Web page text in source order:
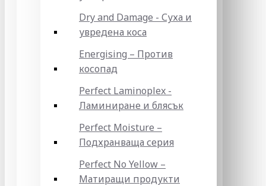
Dry and Damage - Суха и
увредена коса
Energising – Против
косопад
Perfect Laminoplex -
Ламиниране и блясък
Perfect Moisture –
Подхранваща серия
Perfect No Yellow –
Матиращи продукти